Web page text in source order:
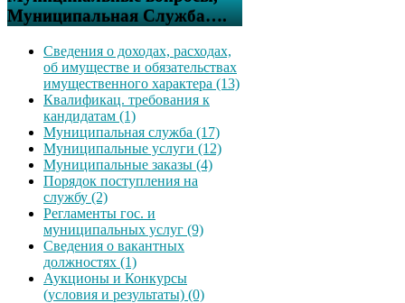
Муниципальная Служба….
Сведения о доходах, расходах,
об имуществе и обязательствах
имущественного характера (13)
Квалификац. требования к
кандидатам (1)
Муниципальная служба (17)
Муниципальные услуги (12)
Муниципальные заказы (4)
Порядок поступления на
службу (2)
Регламенты гос. и
муниципальных услуг (9)
Сведения о вакантных
должностях (1)
Аукционы и Конкурсы
(условия и результаты) (0)